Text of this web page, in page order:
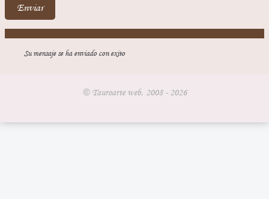
Enviar
Su mensaje se ha enviado con exito
© Tauroarte web, 2008 - 2026